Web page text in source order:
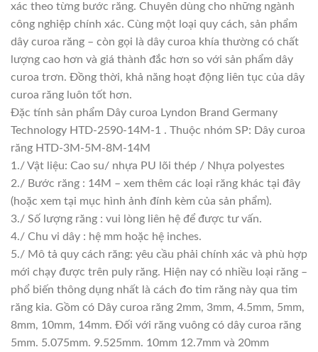
xác theo từng bước răng. Chuyên dùng cho những ngành
công nghiệp chính xác. Cùng một loại quy cách, sản phẩm
dây curoa răng – còn gọi là dây curoa khía thường có chất
lượng cao hơn và giá thành đắc hơn so với sản phẩm dây
curoa trơn. Đồng thời, khả năng hoạt động liên tục của dây
curoa răng luôn tốt hơn.
Đặc tính sản phẩm Dây curoa Lyndon Brand Germany
Technology HTD-2590-14M-1 . Thuộc nhóm SP: Dây curoa
răng HTD-3M-5M-8M-14M
1./ Vật liệu: Cao su/ nhựa PU lõi thép / Nhựa polyestes
2./ Bước răng : 14M – xem thêm các loại răng khác tại đây
(hoặc xem tại mục hình ảnh đính kèm của sản phẩm).
3./ Số lượng răng : vui lòng liên hệ để được tư vấn.
4./ Chu vi dây : hệ mm hoặc hệ inches.
5./ Mô tả quy cách răng: yêu cầu phải chính xác và phù hợp
mới chạy được trên puly răng. Hiện nay có nhiều loại răng –
phổ biến thông dụng nhất là cách đo tim răng này qua tim
răng kia. Gồm có Dây curoa răng 2mm, 3mm, 4.5mm, 5mm,
8mm, 10mm, 14mm. Đối với răng vuông có dây curoa răng
5mm. 5.075mm. 9.525mm. 10mm 12.7mm và 20mm